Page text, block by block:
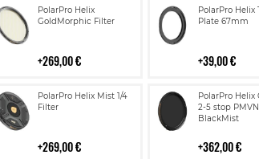
PolarPro Helix
GoldMorphic Filter
269,00 €
Lisää
ostoskoriin
PolarPro Helix
Plate 67mm
39,00 €
Lisää
ostoskoriin
PolarPro Helix Mist 1/4
Filter
269,00 €
Lisää
ostoskoriin
PolarPro Helix
2-5 stop
BlackMist
362,00 €
Lisää
ostoskoriin